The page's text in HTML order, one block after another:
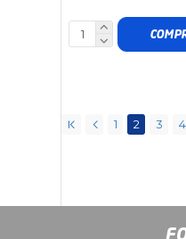
1 2 3 4